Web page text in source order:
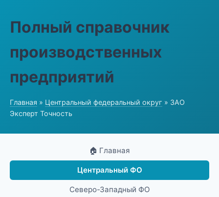
Полный справочник
производственных
предприятий
Главная » Центральный федеральный округ » ЗАО
Эксперт Точность
🏠 Главная
Центральный ФО
Северо-Западный ФО